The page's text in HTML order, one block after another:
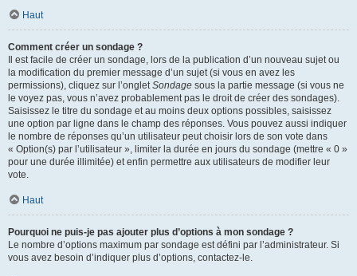
Haut
Comment créer un sondage ?
Il est facile de créer un sondage, lors de la publication d’un nouveau sujet ou
la modification du premier message d’un sujet (si vous en avez les
permissions), cliquez sur l’onglet Sondage sous la partie message (si vous ne
le voyez pas, vous n’avez probablement pas le droit de créer des sondages).
Saisissez le titre du sondage et au moins deux options possibles, saisissez
une option par ligne dans le champ des réponses. Vous pouvez aussi indiquer
le nombre de réponses qu’un utilisateur peut choisir lors de son vote dans
« Option(s) par l’utilisateur », limiter la durée en jours du sondage (mettre « 0 »
pour une durée illimitée) et enfin permettre aux utilisateurs de modifier leur
vote.
Haut
Pourquoi ne puis-je pas ajouter plus d’options à mon sondage ?
Le nombre d’options maximum par sondage est défini par l’administrateur. Si
vous avez besoin d’indiquer plus d’options, contactez-le.